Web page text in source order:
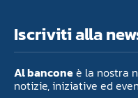
Iscriviti alla
Al banconeè la nostra
notizie, iniziative ed